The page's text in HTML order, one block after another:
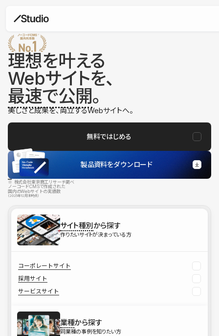
理想を叶える
Webサイトを、
最速で公開。
美しさと成果を、両立するWebサイトへ。
無料ではじめる
製品資料をダウンロード
※ 株式会社東京商工リサーチ調べ
ノーコードCMSで作成された
国内のWebサイトの実績数
（2025年12月末時点）
サイト種別から探す
作りたいサイトが決まっている方
コーポレートサイト
採用サイト
サービスサイト
業種から探す
同業種の事例を知りたい方